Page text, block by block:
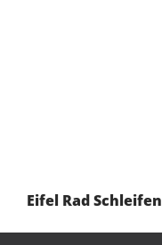
Eifel Rad Schleifen